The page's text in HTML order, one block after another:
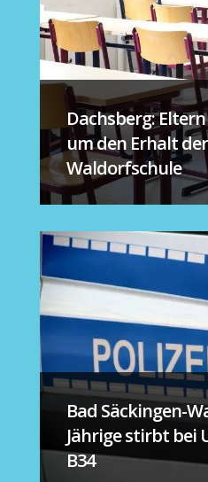
Dachsberg:
um den Erhalt der
Waldorfschule
Bad Säckingen-
Jährige stirbt bei
B34